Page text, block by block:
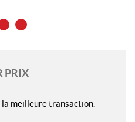
PRIX
meilleure transaction.